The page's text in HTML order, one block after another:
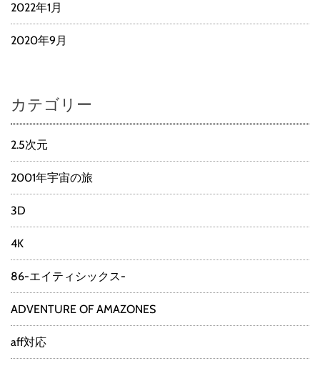
2022年1月
2020年9月
カテゴリー
2.5次元
2001年宇宙の旅
3D
4K
86-エイティシックス-
ADVENTURE OF AMAZONES
aff対応